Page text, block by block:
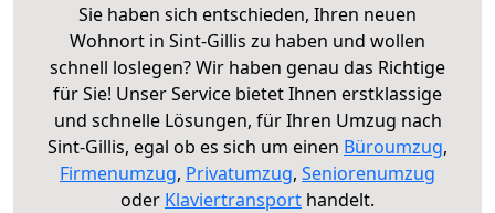
Sie haben sich entschieden, Ihren neuen
Wohnort in Sint-Gillis zu haben und wollen
schnell loslegen? Wir haben genau das Richtige
für Sie! Unser Service bietet Ihnen erstklassige
und schnelle Lösungen, für Ihren Umzug nach
Sint-Gillis, egal ob es sich um einen Büroumzug,
Firmenumzug, Privatumzug, Seniorenumzug
oder Klaviertransport handelt.